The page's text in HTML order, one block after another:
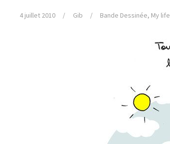
4 juillet 2010 Gib Bande Dessinée, My life